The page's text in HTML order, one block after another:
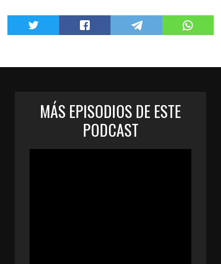
MÁS EPISODIOS DE ESTE
PODCAST